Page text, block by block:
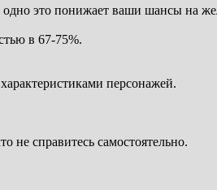
одно это понижает ваши шансы на
в 67-75%.
персонажей.
не справитесь самостоятельно.